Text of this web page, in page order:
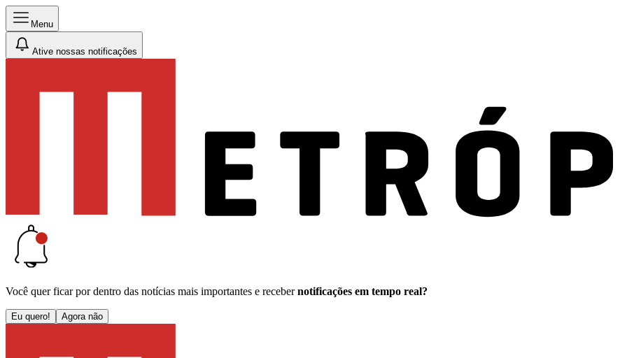
Menu
Ative nossas notificações
Você quer ficar por dentro das notícias mais importantes e receber notificações em tempo real?
Eu quero! Agora não